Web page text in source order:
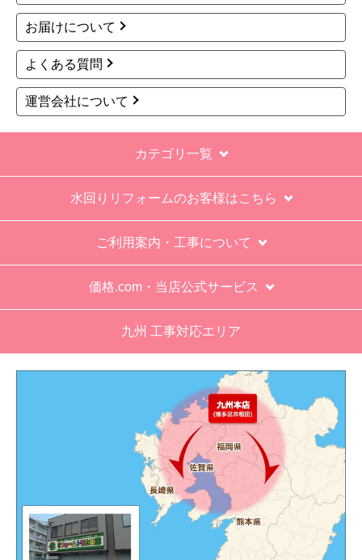
お届けについて
よくある質問
運営会社について
カテゴリ一覧
水回りリフォームのお客様はこちら
ご利用案内・工事について
価格.com・当店公式サービス
九州 工事対応エリア